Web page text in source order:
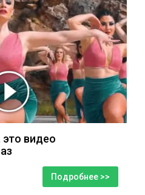
это видео
Подробнее >>